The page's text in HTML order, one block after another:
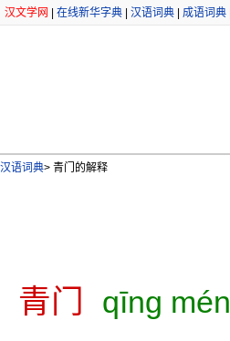
汉文学网 在线新华字典 汉语词典 成语词典
汉语词典> 青门的解释
青门 qīng mén